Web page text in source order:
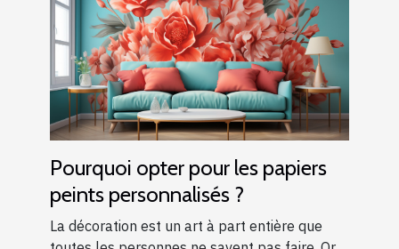
Pourquoi opter pour les papiers
peints personnalisés ?
La décoration est un art à part entière que